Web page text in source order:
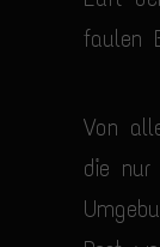
faulen
Von
die nur